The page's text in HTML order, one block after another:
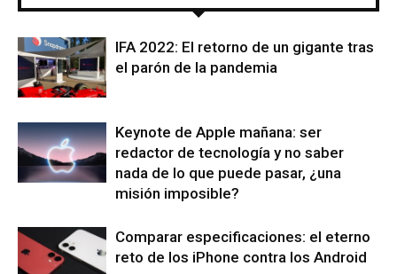
IFA 2022: El retorno de un gigante tras
el parón de la pandemia
Keynote de Apple mañana: ser
redactor de tecnología y no saber
nada de lo que puede pasar, ¿una
misión imposible?
Comparar especificaciones: el eterno
reto de los iPhone contra los Android